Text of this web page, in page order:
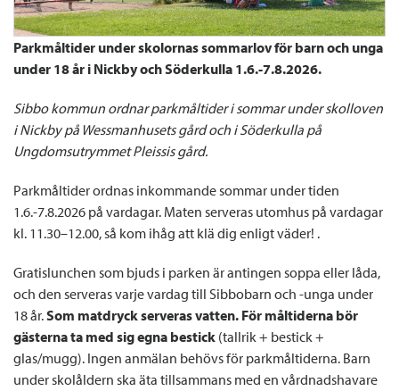
Parkmåltider under skolornas sommarlov för barn och unga
under 18 år i Nickby och Söderkulla 1.6.-7.8.2026.
Sibbo kommun ordnar parkmåltider i sommar under skolloven
i Nickby på Wessmanhusets gård och i Söderkulla på
Ungdomsutrymmet Pleissis gård.
Parkmåltider ordnas inkommande sommar under tiden
1.6.-7.8.2026 på vardagar. Maten serveras utomhus på vardagar
kl. 11.30–12.00, så kom ihåg att klä dig enligt väder! .
Gratislunchen som bjuds i parken är antingen soppa eller låda,
och den serveras varje vardag till Sibbobarn och -unga under
18 år.Som matdryck serveras vatten. För måltiderna bör
gästerna ta med sig egna bestick (tallrik + bestick +
glas/mugg). Ingen anmälan behövs för parkmåltiderna. Barn
under skolåldern ska äta tillsammans med en vårdnadshavare